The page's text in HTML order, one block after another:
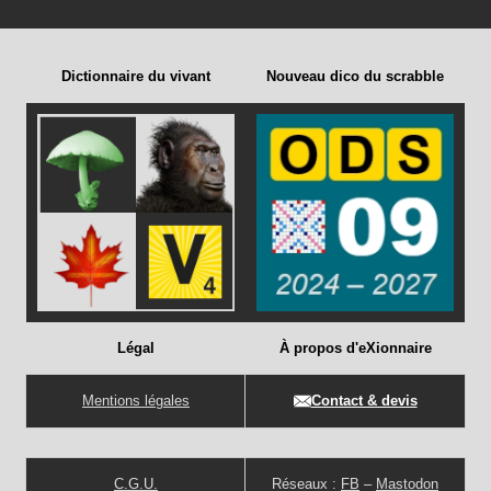
Dictionnaire du vivant Nouveau dico du scrabble
Légal
Mentions légales
C.G.U.
À propos d'eXionnaire
Contact & devis
Réseaux : FB – Mastodon